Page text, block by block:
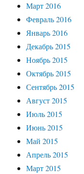
Март 2016
Февраль 2016
Январь 2016
Декабрь 2015
Ноябрь 2015
Октябрь 2015
Сентябрь 2015
Август 2015
Июль 2015
Июнь 2015
Май 2015
Апрель 2015
Март 2015